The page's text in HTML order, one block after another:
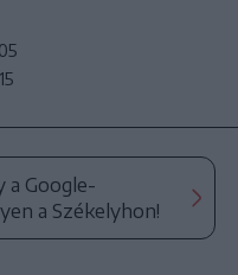
a Google-
a Székelyhon!